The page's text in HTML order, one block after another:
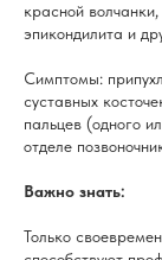
красной
эпикондилита и
Симптомы:
суставных
пальцев (одного
отделе
Важно знать:
Только